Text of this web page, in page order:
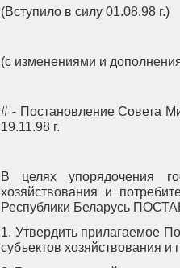
(Вступило в силу 01.08.98 г.)
(с изменениями и
# - Постановление Совета
19.11.98 г.
В целях упорядочения
хозяйствования и
Республики Беларусь
1. Утвердить прилагаемое
субъектов хозяйствования и